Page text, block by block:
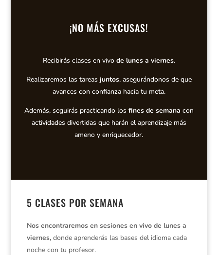
¡NO MÁS EXCUSAS!
Recibirás clases en vivo de lunes a viernes.
Realizaremos las tareas juntos, asegurándonos de que
avances con confianza hacia tu meta.
Además, seguirás practicando los fines de semana con
actividades divertidas que harán el aprendizaje más
ameno y enriquecedor.
5 CLASES POR SEMANA
Nos encontraremos en sesiones en vivo de lunes a
viernes, donde aprenderás las bases del idioma cada
noche con tu profesor.